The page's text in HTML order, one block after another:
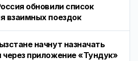
обновили список
взаимных поездок
начнут назначать
через приложение «Тундук»